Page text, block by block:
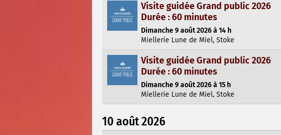
Visite guidée Grand public 2026
Durée : 60 minutes
Dimanche 9 août 2026 à 14 h
Miellerie Lune de Miel, Stoke
Visite guidée Grand public 2026
Durée : 60 minutes
Dimanche 9 août 2026 à 15 h
Miellerie Lune de Miel, Stoke
10 août 2026